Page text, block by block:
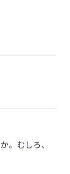
。むしろ、